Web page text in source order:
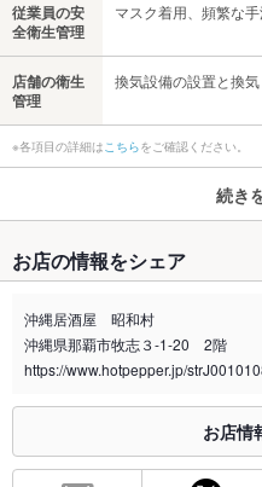
従業員の安
全衛生管理
マスク着用、頻繁な
店舗の衛生
管理
換気設備の設置と換気
※各項目の詳細はこちらをご確認ください。
続き
禁煙・喫煙
分煙（仕切りなし）
喫煙専用室 なし
合わせください。
お席
お店の情報をシェア
沖縄居酒屋 昭和村
沖縄県那覇市牧志３-1-20 2階
https://www.hotpepper.jp/
お店情